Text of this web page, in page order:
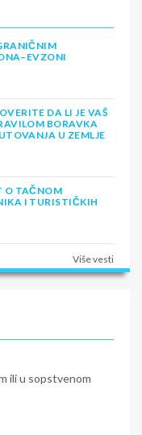
DA LI JE VAŠ
BORAVKA
U ZEMLJE
O TAČNOM
I TURISTIČKIH
Više vesti
ili u sopstvenom